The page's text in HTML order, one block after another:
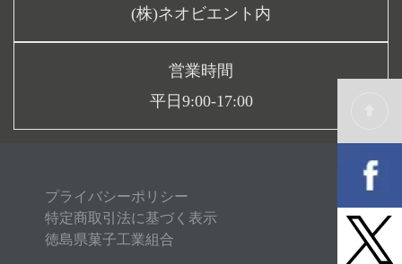
(株)ネオビエント内
営業時間
平日9:00-17:00
プライバシーポリシー
特定商取引法に基づく表示
徳島県菓子工業組合